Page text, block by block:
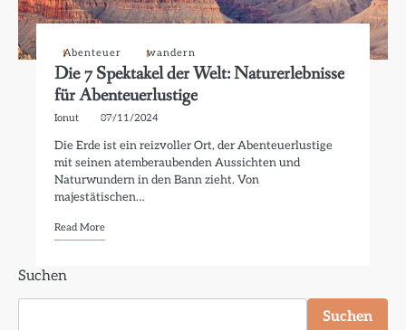
Abenteuer wandern
Die 7 Spektakel der Welt: Naturerlebnisse
für Abenteuerlustige
Ionut 07/11/2024
Die Erde ist ein reizvoller Ort, der Abenteuerlustige
mit seinen atemberaubenden Aussichten und
Naturwundern in den Bann zieht. Von
majestätischen…
Read More
Suchen
Suchen